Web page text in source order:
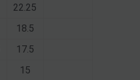
22.25
18.5
17.5
15